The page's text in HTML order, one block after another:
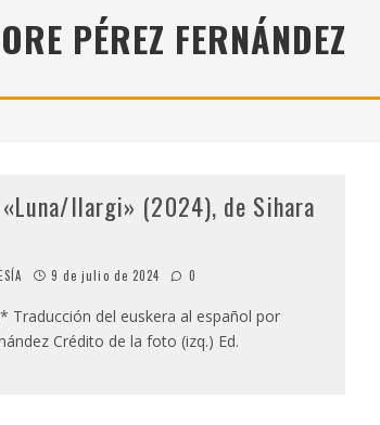
PÉREZ FERNÁNDEZ
«Luna/Ilargi» (2024), de Sihara
9 de julio de 2024 0
Traducción del euskera al español por
Crédito de la foto (izq.) Ed.